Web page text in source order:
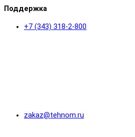
Поддержка
+7 (343) 318-2-800
zakaz@tehnom.ru